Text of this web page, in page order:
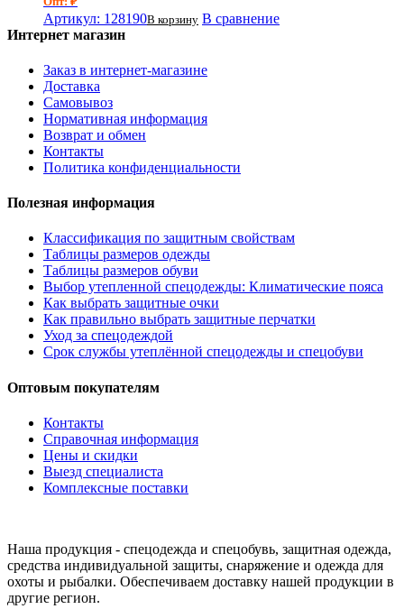
Артикул: 128190В корзину В сравнение
Интернет магазин
Заказ в интернет-магазине
Доставка
Самовывоз
Нормативная информация
Возврат и обмен
Контакты
Политика конфиденциальности
Полезная информация
Классификация по защитным свойствам
Таблицы размеров одежды
Таблицы размеров обуви
Выбор утепленной спецодежды: Климатические пояса
Как выбрать защитные очки
Как правильно выбрать защитные перчатки
Уход за спецодеждой
Срок службы утеплённой спецодежды и спецобуви
Оптовым покупателям
Контакты
Справочная информация
Цены и скидки
Выезд специалиста
Комплексные поставки
Наша продукция - спецодежда и спецобувь, защитная одежда,
средства индивидуальной защиты, снаряжение и одежда для
охоты и рыбалки. Обеспечиваем доставку нашей продукции в
другие регион.